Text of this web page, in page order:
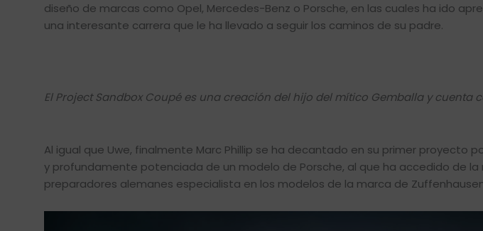
diseño de marcas como Opel, Mercedes-Benz o Porsche, en las cuales ha ido
una interesante carrera que le ha llevado a seguir los caminos de su padre.
El Project Sandbox Coupé es una creación del hijo del mítico Gemballa y cuenta
Al igual que Uwe, finalmente Marc Phillip se ha decantado en su primer proyecto
y profundamente potenciada de un modelo de Porsche, al que ha accedido de la
preparadores alemanes especialista en los modelos de la marca de